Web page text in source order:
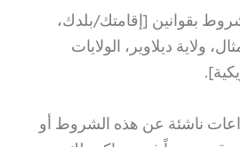
بقوانين [إقامتك/بلدك،
ولاية ديلاوير، الولايات
ناشئة عن هذه الشروط أو